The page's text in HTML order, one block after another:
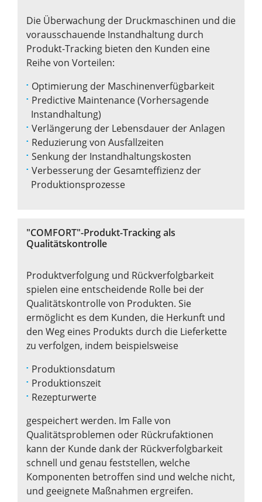
Die Überwachung der Druckmaschinen und die
vorausschauende Instandhaltung durch
Produkt-Tracking bieten den Kunden eine
Reihe von Vorteilen:
Optimierung der Maschinenverfügbarkeit
Predictive Maintenance (Vorhersagende
Instandhaltung)
Verlängerung der Lebensdauer der Anlagen
Reduzierung von Ausfallzeiten
Senkung der Instandhaltungskosten
Verbesserung der Gesamteffizienz der
Produktionsprozesse
"COMFORT"-Produkt-Tracking als
Qualitätskontrolle
Produktverfolgung und Rückverfolgbarkeit
spielen eine entscheidende Rolle bei der
Qualitätskontrolle von Produkten. Sie
ermöglicht es dem Kunden, die Herkunft und
den Weg eines Produkts durch die Lieferkette
zu verfolgen, indem beispielsweise
Produktionsdatum
Produktionszeit
Rezepturwerte
gespeichert werden. Im Falle von
Qualitätsproblemen oder Rückrufaktionen
kann der Kunde dank der Rückverfolgbarkeit
schnell und genau feststellen, welche
Komponenten betroffen sind und welche nicht,
und geeignete Maßnahmen ergreifen.